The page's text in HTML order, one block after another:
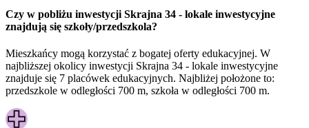
Czy w pobliżu inwestycji Skrajna 34 - lokale inwestycyjne
znajdują się szkoły/przedszkola?
Mieszkańcy mogą korzystać z bogatej oferty edukacyjnej. W
najbliższej okolicy inwestycji Skrajna 34 - lokale inwestycyjne
znajduje się 7 placówek edukacyjnych. Najbliżej położone to:
przedszkole w odległości 700 m, szkoła w odległości 700 m.